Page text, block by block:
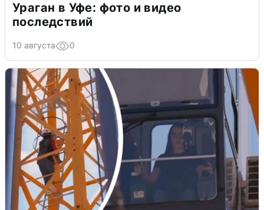
Ураган в Уфе: фото и видео
последствий
10 августа 0